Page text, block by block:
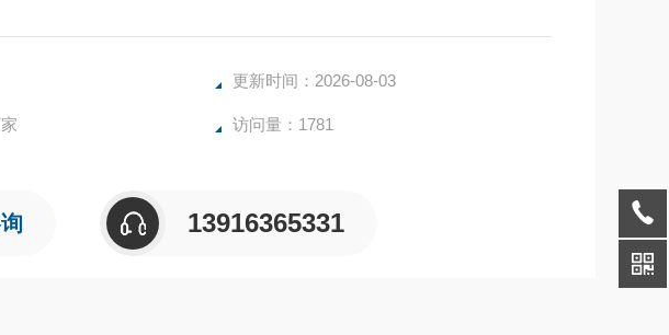
更新时间：2026-08-03
访问量：1781
13916365331